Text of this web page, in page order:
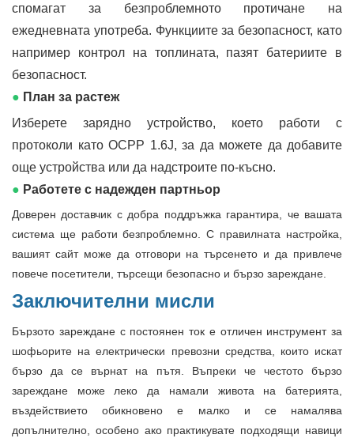
спомагат за безпроблемното протичане на
ежедневната употреба. Функциите за безопасност, като
например контрол на топлината, пазят батериите в
безопасност.
● План за растеж
Изберете зарядно устройство, което работи с
протоколи като OCPP 1.6J, за да можете да добавите
още устройства или да надстроите по-късно.
● Работете с надежден партньор
Доверен доставчик с добра поддръжка гарантира, че вашата
система ще работи безпроблемно. С правилната настройка,
вашият сайт може да отговори на търсенето и да привлече
повече посетители, търсещи безопасно и бързо зареждане.
Заключителни мисли
Бързото зареждане с постоянен ток е отличен инструмент за
шофьорите на електрически превозни средства, които искат
бързо да се върнат на пътя. Въпреки че честото бързо
зареждане може леко да намали живота на батерията,
въздействието обикновено е малко и се намалява
допълнително, особено ако практикувате подходящи навици